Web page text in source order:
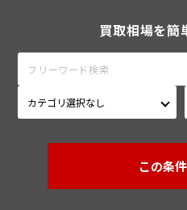
買取相場を簡
この条